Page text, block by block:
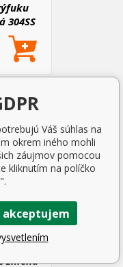
304SS
zmenu
Váš súhlas na
okrem iného mohli
záujmov pomocou
kliknutím na políčko
akceptujem